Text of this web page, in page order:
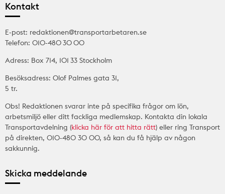
Kontakt
E-post: redaktionen@transportarbetaren.se
Telefon: 010-480 30 00
Adress: Box 714, 101 33 Stockholm
Besöksadress: Olof Palmes gata 31,
5 tr.
Obs! Redaktionen svarar inte på specifika frågor om lön,
arbetsmiljö eller ditt fackliga medlemskap. Kontakta din lokala
Transportavdelning (klicka här för att hitta rätt) eller ring Transport
på direkten, 010-480 30 00, så kan du få hjälp av någon
sakkunnig.
Skicka meddelande